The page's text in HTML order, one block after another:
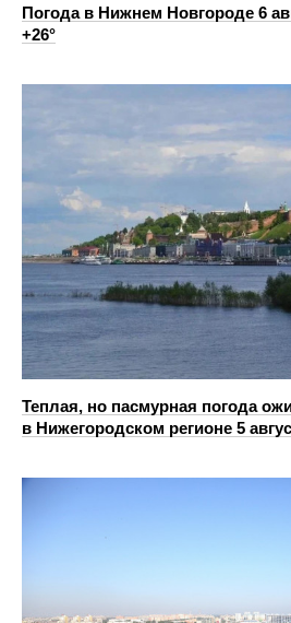
Погода в Нижнем Новгороде 6
+26°
Теплая, но пасмурная погода
в Нижегородском регионе 5